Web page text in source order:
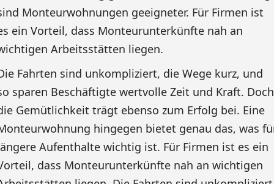
Monteurwohnungen geeigneter. Für Firmen ist
ein Vorteil, dass Monteurunterkünfte nah an
Arbeitsstätten liegen.
Fahrten sind unkompliziert, die Wege kurz, und
sparen Beschäftigte wertvolle Zeit und Kraft. Doch
Gemütlichkeit trägt ebenso zum Erfolg bei. Eine
hingegen bietet genau das, was
Aufenthalte wichtig ist. Für Firmen ist es ein
dass Monteurunterkünfte nah an wichtigen